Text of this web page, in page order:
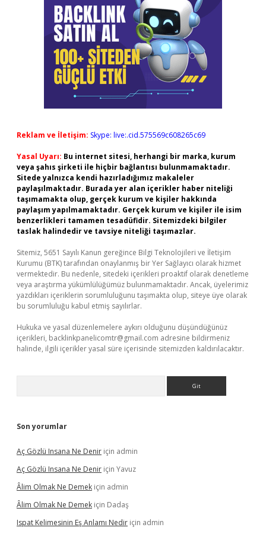
Reklam ve İletişim: Skype: live:.cid.575569c608265c69
Yasal Uyarı: Bu internet sitesi, herhangi bir marka, kurum
veya şahıs şirketi ile hiçbir bağlantısı bulunmamaktadır.
Sitede yalnızca kendi hazırladığımız makaleler
paylaşılmaktadır. Burada yer alan içerikler haber niteliği
taşımamakta olup, gerçek kurum ve kişiler hakkında
paylaşım yapılmamaktadır. Gerçek kurum ve kişiler ile isim
benzerlikleri tamamen tesadüfidir. Sitemizdeki bilgiler
taslak halindedir ve tavsiye niteliği taşımazlar.
Sitemiz, 5651 Sayılı Kanun gereğince Bilgi Teknolojileri ve İletişim
Kurumu (BTK) tarafından onaylanmış bir Yer Sağlayıcı olarak hizmet
vermektedir. Bu nedenle, sitedeki içerikleri proaktif olarak denetleme
veya araştırma yükümlülüğümüz bulunmamaktadır. Ancak, üyelerimiz
yazdıkları içeriklerin sorumluluğunu taşımakta olup, siteye üye olarak
bu sorumluluğu kabul etmiş sayılırlar.
Hukuka ve yasal düzenlemelere aykırı olduğunu düşündüğünüz
içerikleri, backlinkpanelicomtr@gmail.com adresine bildirmeniz
halinde, ilgili içerikler yasal süre içerisinde sitemizden kaldırılacaktır.
Son yorumlar
Aç Gözlü Insana Ne Denir için admin
Aç Gözlü Insana Ne Denir için Yavuz
Âlim Olmak Ne Demek için admin
Âlim Olmak Ne Demek için Dadaş
Ispat Kelimesinin Eş Anlamı Nedir için admin